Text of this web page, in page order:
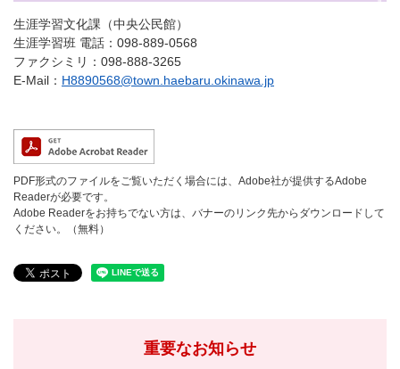
生涯学習文化課（中央公民館）
生涯学習班 電話：098-889-0568
ファクシミリ：098-888-3265
E-Mail： H8890568@town.haebaru.okinawa.jp
PDF形式のファイルをご覧いただく場合には、Adobe社が提供するAdobe
Readerが必要です。
Adobe Readerをお持ちでない方は、バナーのリンク先からダウンロードして
ください。（無料）
重要なお知らせ